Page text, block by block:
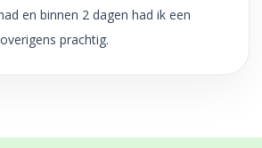
en binnen 2 dagen had ik een
prachtig.